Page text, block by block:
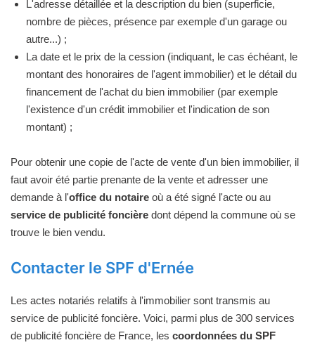
L'adresse détaillée et la description du bien (superficie,
nombre de pièces, présence par exemple d'un garage ou
autre...) ;
La date et le prix de la cession (indiquant, le cas échéant, le
montant des honoraires de l'agent immobilier) et le détail du
financement de l'achat du bien immobilier (par exemple
l'existence d'un crédit immobilier et l'indication de son
montant) ;
Pour obtenir une copie de l'acte de vente d'un bien immobilier, il
faut avoir été partie prenante de la vente et adresser une
demande à l'office du notaire où a été signé l'acte ou au
service de publicité foncière dont dépend la commune où se
trouve le bien vendu.
Contacter le SPF d'Ernée
Les actes notariés relatifs à l'immobilier sont transmis au
service de publicité foncière. Voici, parmi plus de 300 services
de publicité foncière de France, les coordonnées du SPF